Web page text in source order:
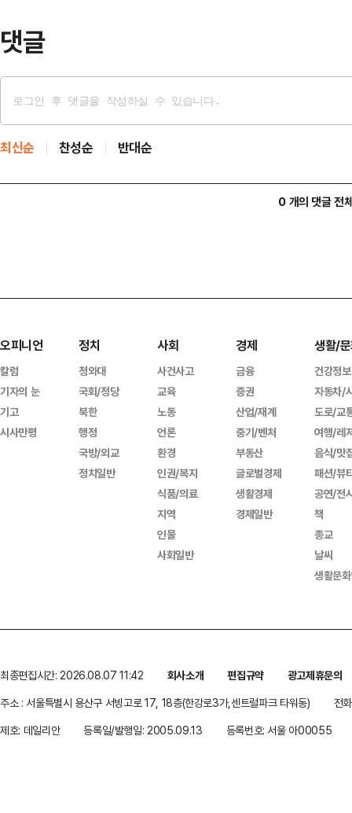
댓글
최신순 찬성순 반대순
0 개의 댓글 전
오피니언
칼럼
기자의 눈
기고
시사만평
정치
청와대
국회/정당
북한
행정
국방/외교
정치일반
사회
사건사고
교육
노동
언론
환경
인권/복지
식품/의료
지역
인물
사회일반
경제
금융
증권
산업/재계
중기/벤처
부동산
글로벌경제
생활경제
경제일반
생활/
건강정보
자동차/
도로/교
여행/레
음식/맛
패션/뷰
공연/전
책
종교
날씨
생활문
최종편집시간: 2026.08.07 11:42 회사소개 편집규약
광고제휴문의
주소 : 서울특별시 용산구 서빙고로 17, 18층(한강로3가,센트럴파크 타워동)
전
제호: 데일리안
등록일/발행일: 2005.09.13 등록번호: 서울 아00055